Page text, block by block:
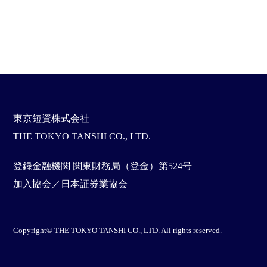
東京短資株式会社
THE TOKYO TANSHI CO., LTD.
登録金融機関 関東財務局（登金）第524号
加入協会／日本証券業協会
Copyright© THE TOKYO TANSHI CO., LTD. All rights reserved.